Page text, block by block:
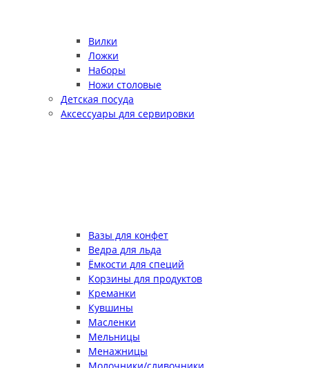
Вилки
Ложки
Наборы
Ножи столовые
Детская посуда
Аксессуары для сервировки
Вазы для конфет
Ведра для льда
Ёмкости для специй
Корзины для продуктов
Креманки
Кувшины
Масленки
Мельницы
Менажницы